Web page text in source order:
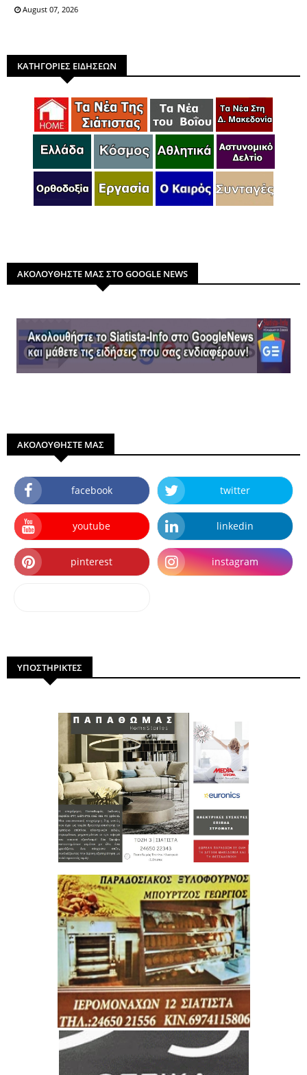
August 07, 2026
ΚΑΤΗΓΟΡΙΕΣ ΕΙΔΗΣΕΩΝ
ΑΚΟΛΟΥΘΗΣΤΕ ΜΑΣ ΣΤΟ GOOGLE NEWS
ΑΚΟΛΟΥΘΗΣΤΕ ΜΑΣ
facebook twitter
youtube linkedin
pinterest instagram
ΥΠΟΣΤΗΡΙΚΤΕΣ